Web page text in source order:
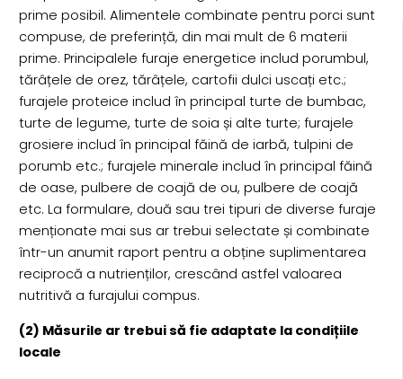
prime posibil. Alimentele combinate pentru porci sunt
compuse, de preferință, din mai mult de 6 materii
prime. Principalele furaje energetice includ porumbul,
tărâțele de orez, tărâțele, cartofii dulci uscați etc.;
furajele proteice includ în principal turte de bumbac,
turte de legume, turte de soia și alte turte; furajele
grosiere includ în principal făină de iarbă, tulpini de
porumb etc.; furajele minerale includ în principal făină
de oase, pulbere de coajă de ou, pulbere de coajă
etc. La formulare, două sau trei tipuri de diverse furaje
menționate mai sus ar trebui selectate și combinate
într-un anumit raport pentru a obține suplimentarea
reciprocă a nutrienților, crescând astfel valoarea
nutritivă a furajului compus.
(2) Măsurile ar trebui să fie adaptate la condițiile
locale